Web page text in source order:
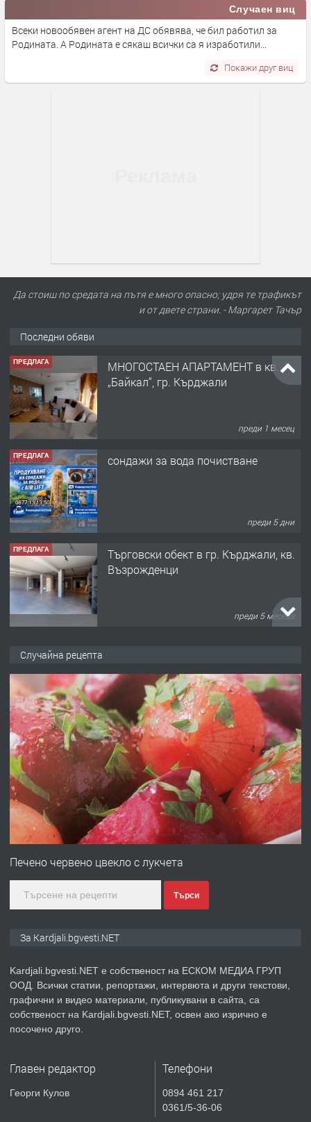
Случаен виц
Всеки новообявен агент на ДС обявява, че бил работил за
Родината. А Родината е сякаш всички са я изработили...
Покажи друг виц
Да стоиш по средата на пътя е много опасно; удря те трафикът
и от двете страни. - Маргарет Тачър
Последни обяви
ПРЕДЛАГА
МНОГОСТАЕН АПАРТАМЕНТ в кв.
„Байкал“, гр. Кърджали
преди 1 месец
ПРЕДЛАГА сондажи за вода почистване
преди 5 дни
ПРЕДЛАГА
Tърговски обект в гр. Кърджали, кв.
Възрожденци
преди 5 месеца
преди 6 месеца
ПРЕДЛАГА
Заведение /ресторант, бистро/ в с.
Чакаларово, община Кирково
преди 7 месеца
ПРЕДЛАГА
Гараж под наем в супер център
на язовир Студен кладенец 331м2 |
преди 1 година
ПРЕДЛАГА
Курс
Случайна рецепта
Печено червено цвекло с лукчета
Търси
За Kardjali.bgvesti.NET
Kardjali.bgvesti.NET е собственост на ЕСКОМ МЕДИА ГРУП
ООД. Всички статии, репортажи, интервюта и други текстови,
графични и видео материали, публикувани в сайта, са
собственост на Kardjali.bgvesti.NET, освен ако изрично е
посочено друго.
Главен редактор
Георги Кулов
Телефони
0894 461 217
0361/5-36-06